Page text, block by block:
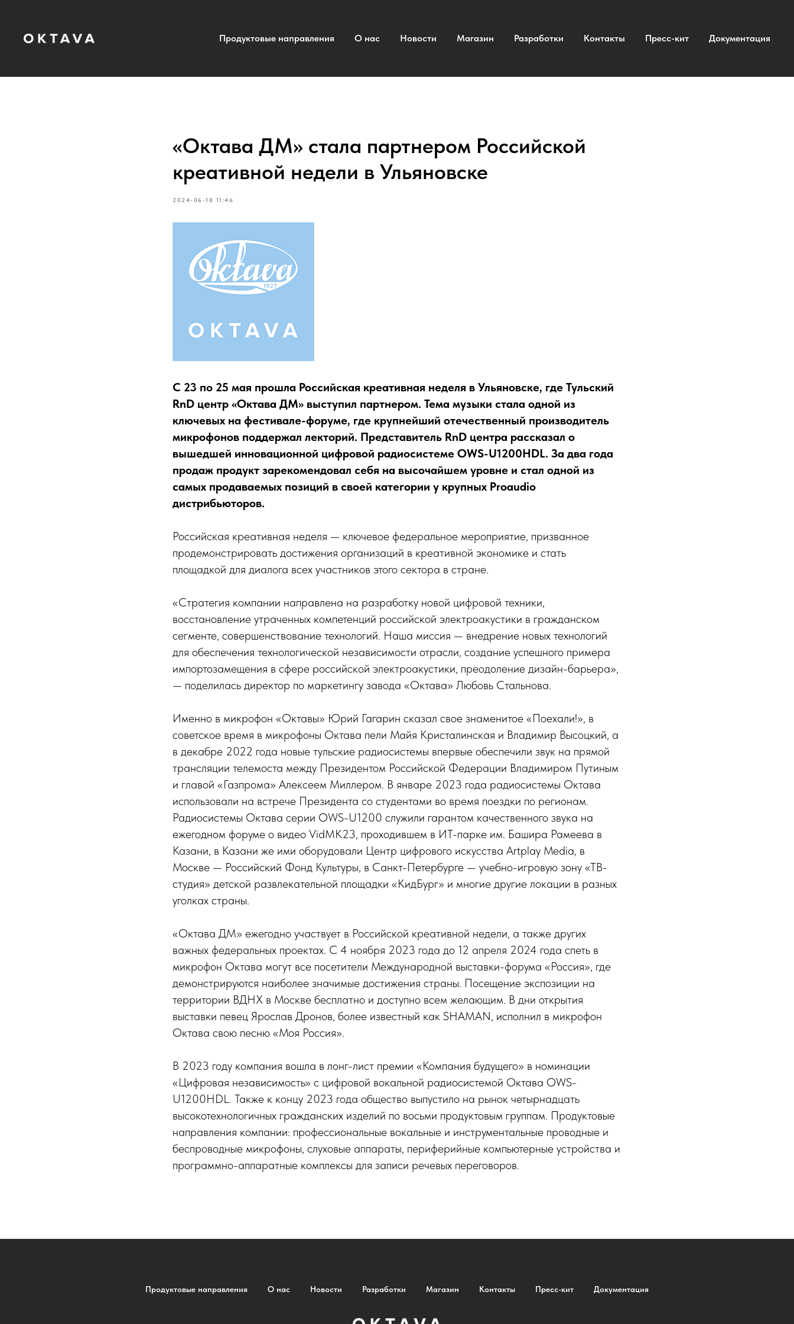
Продуктовые направления О нас Новости Магазин Разработки Контакты Пресс-кит Документация
«Октава ДМ» стала партнером Российской
креативной недели в Ульяновске
2024-06-18 11:46
С 23 по 25 мая прошла Российская креативная неделя в Ульяновске, где Тульский
RnD центр «Октава ДМ» выступил партнером. Тема музыки стала одной из
ключевых на фестивале-форуме, где крупнейший отечественный производитель
микрофонов поддержал лекторий. Представитель RnD центра рассказал о
вышедшей инновационной цифровой радиосистеме OWS-U1200HDL. За два года
продаж продукт зарекомендовал себя на высочайшем уровне и стал одной из
самых продаваемых позиций в своей категории у крупных Proaudio
дистрибьюторов.
Российская креативная неделя — ключевое федеральное мероприятие, призванное
продемонстрировать достижения организаций в креативной экономике и стать
площадкой для диалога всех участников этого сектора в стране.
«Стратегия компании направлена на разработку новой цифровой техники,
восстановление утраченных компетенций российской электроакустики в гражданском
сегменте, совершенствование технологий. Наша миссия — внедрение новых технологий
для обеспечения технологической независимости отрасли, создание успешного примера
импортозамещения в сфере российской электроакустики, преодоление дизайн-барьера»,
— поделилась директор по маркетингу завода «Октава» Любовь Стальнова.
Именно в микрофон «Октавы» Юрий Гагарин сказал свое знаменитое «Поехали!», в
советское время в микрофоны Октава пели Майя Кристалинская и Владимир Высоцкий, а
в декабре 2022 года новые тульские радиосистемы впервые обеспечили звук на прямой
трансляции телемоста между Президентом Российской Федерации Владимиром Путиным
и главой «Газпрома» Алексеем Миллером. В январе 2023 года радиосистемы Октава
использовали на встрече Президента со студентами во время поездки по регионам.
Радиосистемы Октава серии OWS-U1200 служили гарантом качественного звука на
ежегодном форуме о видео VidMK23, проходившем в ИТ-парке им. Башира Рамеева в
Казани, в Казани же ими оборудовали Центр цифрового искусства Artplay Media, в
Москве — Российский Фонд Культуры, в Санкт-Петербурге — учебно-игровую зону «ТВ-
студия» детской развлекательной площадки «КидБург» и многие другие локации в разных
уголках страны.
«Октава ДМ» ежегодно участвует в Российской креативной недели, а также других
важных федеральных проектах. С 4 ноября 2023 года до 12 апреля 2024 года спеть в
микрофон Октава могут все посетители Международной выставки-форума «Россия», где
демонстрируются наиболее значимые достижения страны. Посещение экспозиции на
территории ВДНХ в Москве бесплатно и доступно всем желающим. В дни открытия
выставки певец Ярослав Дронов, более известный как SHAMAN, исполнил в микрофон
Октава свою песню «Моя Россия».
В 2023 году компания вошла в лонг-лист премии «Компания будущего» в номинации
«Цифровая независимость» с цифровой вокальной радиосистемой Октава OWS-
U1200HDL. Также к концу 2023 года общество выпустило на рынок четырнадцать
высокотехнологичных гражданских изделий по восьми продуктовым группам. Продуктовые
направления компании: профессиональные вокальные и инструментальные проводные и
беспроводные микрофоны, слуховые аппараты, периферийные компьютерные устройства и
программно-аппаратные комплексы для записи речевых переговоров.
Продуктовые направления О нас Новости Разработки Магазин Контакты Пресс-кит Документация